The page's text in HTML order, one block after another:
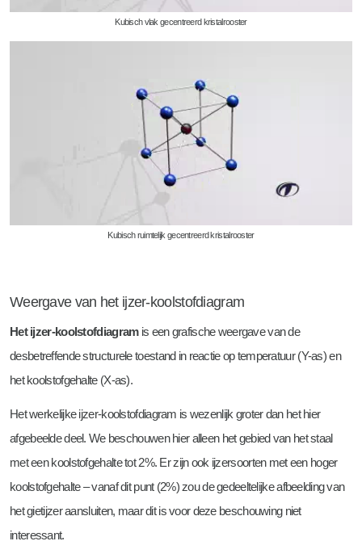
Kubisch vlak gecentreerd kristalrooster
Kubisch ruimtelijk gecentreerd kristalrooster
Weergave van het ijzer-koolstofdiagram
Het ijzer-koolstofdiagramis een grafische weergave van de
desbetreffende structurele toestand in reactie op temperatuur (Y-as) en
het koolstofgehalte (X-as).
Het werkelijke ijzer-koolstofdiagram is wezenlijk groter dan het hier
afgebeelde deel. We beschouwen hier alleen het gebied van het staal
met een koolstofgehalte tot 2%. Er zijn ook ijzersoorten met een hoger
koolstofgehalte – vanaf dit punt (2%) zou de gedeeltelijke afbeelding van
het gietijzer aansluiten, maar dit is voor deze beschouwing niet
interessant.